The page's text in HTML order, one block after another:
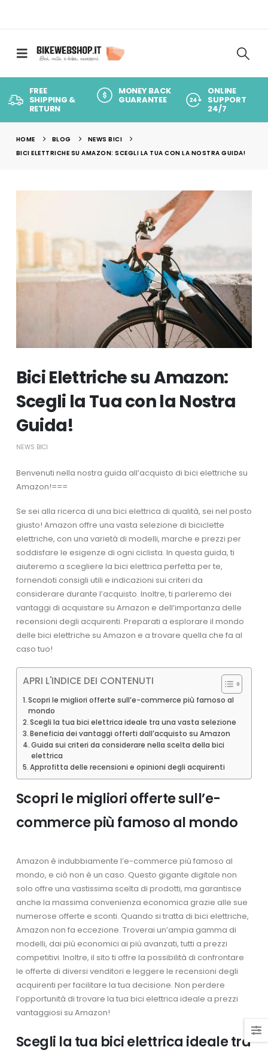
FREE
SHIPPING &
RETURN
MONEY BACK
GUARANTEE
ONLINE
SUPPORT
24/7
HOME BLOG
NEWS BICI
BICI ELETTRICHE SU AMAZON: SCEGLI LA TUA CON LA NOSTRA GUIDA!
Bici Elettriche su Amazon:
Scegli la Tua con la Nostra
Guida!
NEWS BICI
Benvenuti nella nostra guida all’acquisto di bici elettriche su
Amazon!===
Se sei alla ricerca di una bici elettrica di qualità, sei nel posto
giusto! Amazon offre una vasta selezione di biciclette
elettriche, con una varietà di modelli, marche e prezzi per
soddisfare le esigenze di ogni ciclista. In questa guida, ti
aiuteremo a scegliere la bici elettrica perfetta per te,
fornendoti consigli utili e indicazioni sui criteri da
considerare durante l’acquisto. Inoltre, ti parleremo dei
vantaggi di acquistare su Amazon e dell’importanza delle
recensioni degli acquirenti. Preparati a esplorare il mondo
delle bici elettriche su Amazon e a trovare quella che fa al
caso tuo!
APRI L'INDICE DEI CONTENUTI
Scopri le migliori offerte sull’e-commerce più famoso al
mondo
Scegli la tua bici elettrica ideale tra una vasta selezione
Beneficia dei vantaggi offerti dall’acquisto su Amazon
Guida sui criteri da considerare nella scelta della bici
elettrica
Approfitta delle recensioni e opinioni degli acquirenti
Scopri le migliori offerte sull’e-
commerce più famoso al mondo
Amazon è indubbiamente l’e-commerce più famoso al
mondo, e ciò non è un caso. Questo gigante digitale non
solo offre una vastissima scelta di prodotti, ma garantisce
anche la massima convenienza economica grazie alle sue
numerose offerte e sconti. Quando si tratta di bici elettriche,
Amazon non fa eccezione. Troverai un’ampia gamma di
modelli, dai più economici ai più avanzati, tutti a prezzi
competitivi. Inoltre, il sito ti offre la possibilità di confrontare
le offerte di diversi venditori e leggere le recensioni degli
acquirenti per facilitare la tua decisione. Non perdere
l’opportunità di trovare la tua bici elettrica ideale a prezzi
vantaggiosi su Amazon!
Scegli la tua bici elettrica ideale tra